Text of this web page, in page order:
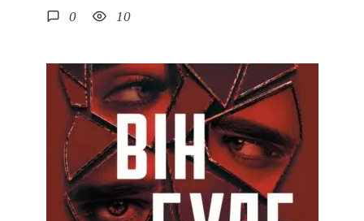
0 10